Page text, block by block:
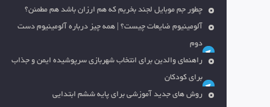
چطور جم موبایل لجند بخریم که هم ارزان باشد هم مطمئن؟
آلومینیوم ضایعات چیست؟ | همه چیز درباره آلومینیوم دست
دوم
راهنمای والدین برای انتخاب شهربازی سرپوشیده ایمن و جذاب
برای کودکان
روش های جدید آموزشی برای پایه ششم ابتدایی